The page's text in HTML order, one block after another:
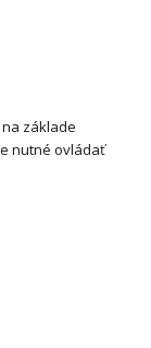
základe
nutné ovládať